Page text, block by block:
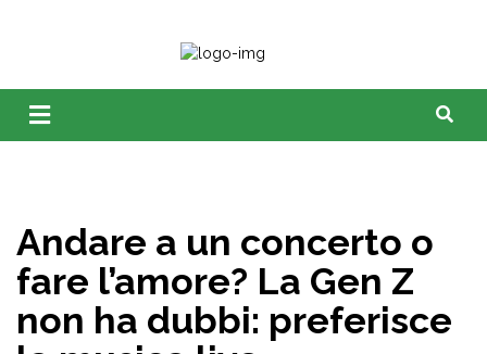
Andare a un concerto o
fare l’amore? La Gen Z
non ha dubbi: preferisce